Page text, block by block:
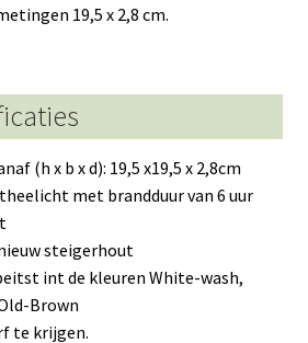
19,5 x 2,8 cm.
(h x b x d): 19,5 x19,5 x 2,8cm
met brandduur van 6 uur
steigerhout
int de kleuren White-wash,
Brown
te krijgen.